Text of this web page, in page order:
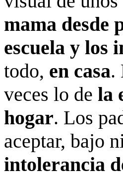
mama desde
escuela y los
todo, en casa.
veces lo de la
hogar. Los
aceptar, bajo
intolerancia